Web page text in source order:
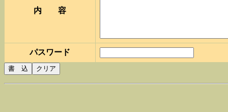
内 容
パスワード